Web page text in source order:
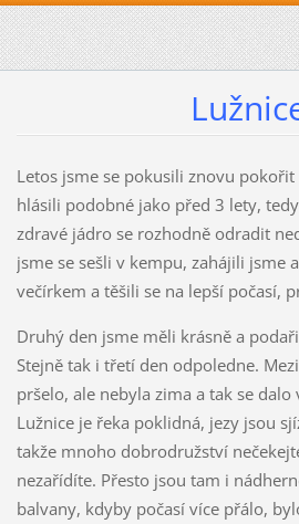
Letos jsme se pokusili znovu pokořit
hlásili podobné jako před 3 lety,
zdravé jádro se rozhodně odradit
jsme se sešli v kempu, zahájili jsme
večírkem a těšili se na lepší počasí,
Druhý den jsme měli krásně a
Stejně tak i třetí den odpoledne.
pršelo, ale nebyla zima a tak se dalo
Lužnice je řeka poklidná, jezy jsou
takže mnoho dobrodružství
nezařídíte. Přesto jsou tam i
balvany, kdyby počasí více přálo,